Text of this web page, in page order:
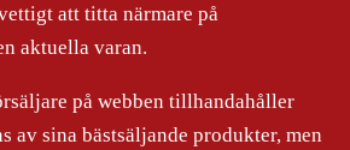
att titta närmare på
aktuella varan.
på webben tillhandahåller
av sina bästsäljande produkter, men